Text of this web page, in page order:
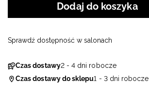
Dodaj do koszyka
Czas dostawy2 - 4 dni robocze
Czas dostawy do sklepu1 - 3 dni robocze
Sprawdź dostępność w salonach